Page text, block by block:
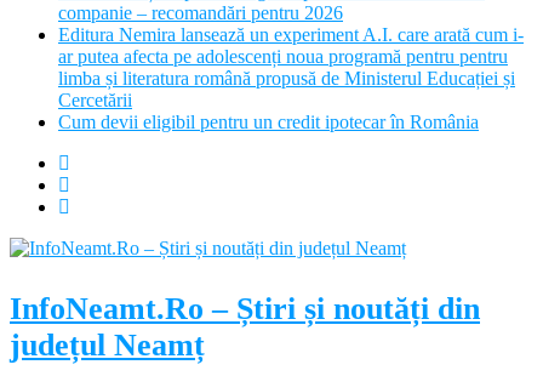
companie – recomandări pentru 2026
Editura Nemira lansează un experiment A.I. care arată cum i-
ar putea afecta pe adolescenți noua programă pentru pentru
limba și literatura română propusă de Ministerul Educației și
Cercetării
Cum devii eligibil pentru un credit ipotecar în România
InfoNeamt.Ro – Știri și noutăți din
județul Neamț